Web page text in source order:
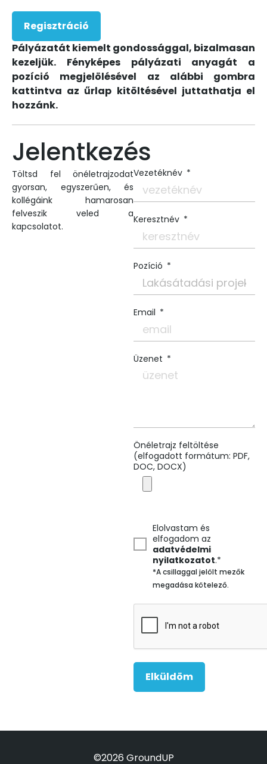
Regisztráció
Pályázatát kiemelt gondossággal, bizalmasan
kezeljük. Fényképes pályázati anyagát a
pozíció megjelölésével az alábbi gombra
kattintva az űrlap kitöltésével juttathatja el
hozzánk.
Jelentkezés
Töltsd fel önéletrajzodat
gyorsan, egyszerűen, és
kollégáink hamarosan
felveszik veled a
kapcsolatot.
Vezetéknév
Keresztnév
Pozíció
Email
Üzenet
Önéletrajz feltöltése
(elfogadott formátum: PDF,
DOC, DOCX)
Elolvastam és
elfogadom az
adatvédelmi
nyilatkozatot.*
Elküldöm
©2026 GroundUP